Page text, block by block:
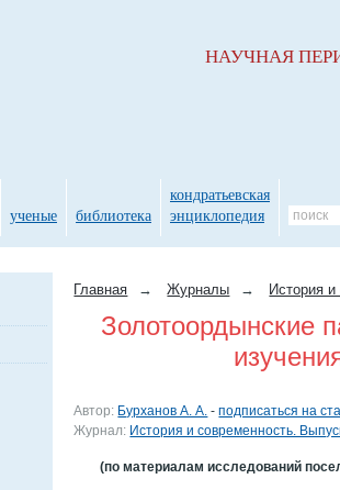
Главная → Журналы → История
Золотоордынские
Автор: Бурханов А. А. -подписаться на
Журнал: История и современность.
(по материалам исследований
НАУЧНАЯ
ученые библиотека
кондратьевская
энциклопедия